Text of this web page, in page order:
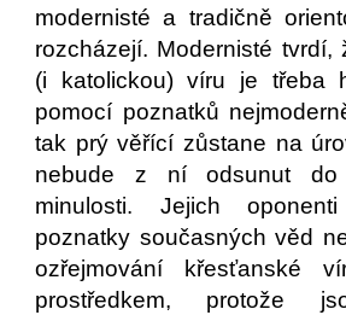
modernisté a tradičně
rozcházejí. Modernisté tvrdí,
(i katolickou) víru je třeba
pomocí poznatků
tak prý věřící zůstane na
nebude z ní odsunut do
minulosti. Jejich
poznatky současných věd
ozřejmování křesťanské
prostředkem, protože